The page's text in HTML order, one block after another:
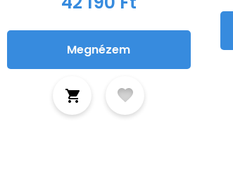
Megnézem